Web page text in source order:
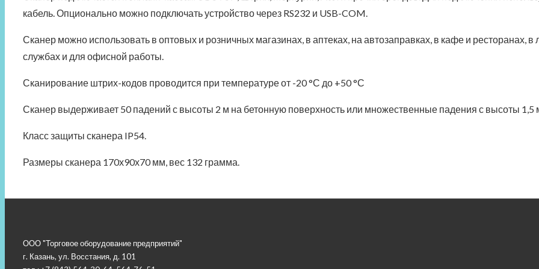
кабель. Опционально можно подключать устройство через RS232 и USB-COM.
Сканер можно использовать в оптовых и розничных магазинах, в аптеках, на автозаправках, в кафе и ресторанах, в
службах и для офисной работы.
Сканирование штрих-кодов проводится при температуре от -20 °С до +50 °С
Сканер выдерживает 50 падений с высоты 2 м на бетонную поверхность или множественные падения с высоты 1,5
Класс защиты сканера IP54.
Размеры сканера 170х90х70 мм, вес 132 грамма.
ООО "Торговое оборудование предприятий"
г. Казань, ул. Восстания, д. 101